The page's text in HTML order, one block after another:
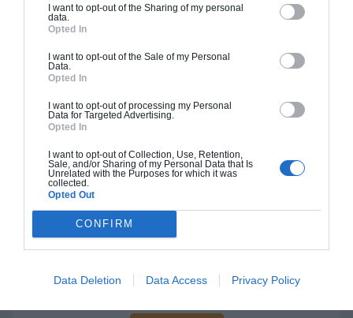
I want to opt-out of the Sharing of my personal
data.
Opted In
I want to opt-out of the Sale of my Personal
Data.
Opted In
I want to opt-out of processing my Personal
Data for Targeted Advertising.
Opted In
I want to opt-out of Collection, Use, Retention,
Sale, and/or Sharing of my Personal Data that Is
Unrelated with the Purposes for which it was
collected.
Opted Out
CONFIRM
Data Deletion Data Access Privacy Policy
Construction BBC
standards. Construction en bloc coffrant isolant
(RT 2020). Finitions haut de gamme. Le prix "clé
en main" inclut le gros oeuvre et le second
oeuvre (cuisine, peinture, sols...), mais exclut
piscine, jardin et clôture.
358 000€ TTC